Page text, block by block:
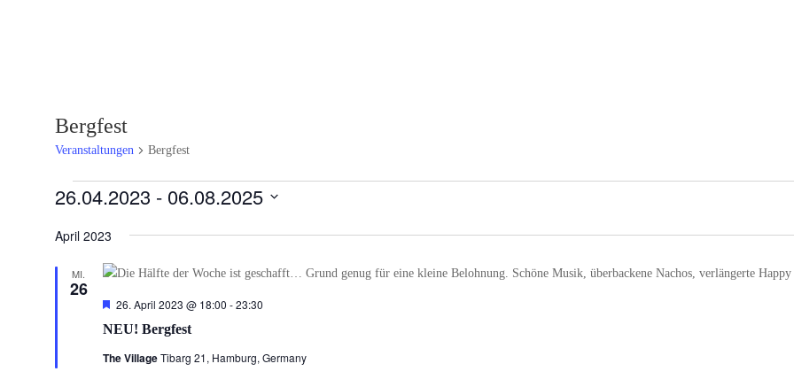
Bergfest
Veranstaltungen Bergfest
Veranstaltungen
26.04.2023 - 06.08.2025
wählen.
April 2023
MI.
26
NEU! Bergfest
Hervorgehoben
26. April 2023 @ 18:00 -23:30
The VillageTibarg 21, Hamburg, Germany